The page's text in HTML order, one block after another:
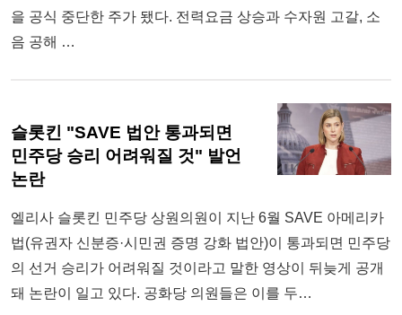
을 공식 중단한 주가 됐다. 전력요금 상승과 수자원 고갈, 소
음 공해 …
슬롯킨 "SAVE 법안 통과되면
민주당 승리 어려워질 것" 발언
논란
엘리사 슬롯킨 민주당 상원의원이 지난 6월 SAVE 아메리카
법(유권자 신분증·시민권 증명 강화 법안)이 통과되면 민주당
의 선거 승리가 어려워질 것이라고 말한 영상이 뒤늦게 공개
돼 논란이 일고 있다. 공화당 의원들은 이를 두…